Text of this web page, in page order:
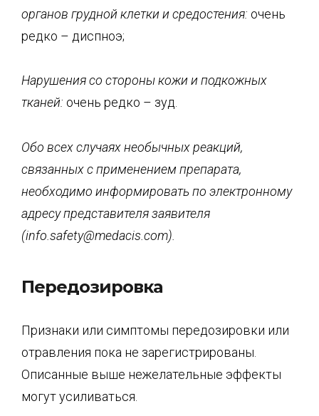
органов грудной клетки и средостения: очень
редко – диспноэ;
Нарушения со стороны кожи и подкожных
тканей: очень редко – зуд.
Обо всех случаях необычных реакций,
связанных с применением препарата,
необходимо информировать по электронному
адресу представителя заявителя
(info safety@medacis com).
Передозировка
Признаки или симптомы передозировки или
отравления пока не зарегистрированы.
Описанные выше нежелательные эффекты
могут усиливаться.